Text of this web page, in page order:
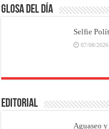
Glosa del Día
Selfie
07/08/2026
EDITORIAL
Aguaseo